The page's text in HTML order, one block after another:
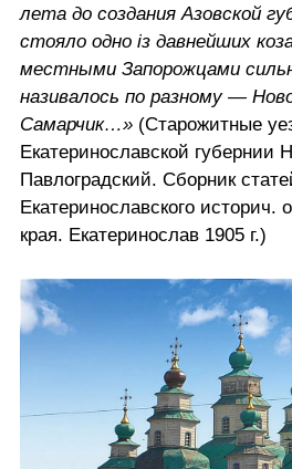
лета до создания Азовской
стояло одно із давнейших
местными Запорожцами
називалось по разному —
Самарчик…» (Старожитные
Екатеринославской губернии
Павлоградский. Сборник
Екатеринославского историч.
края. Екатеринослав 1905 г.)